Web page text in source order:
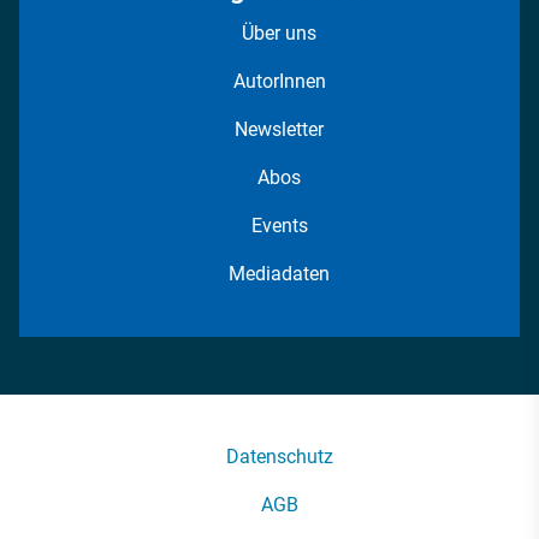
Über uns
AutorInnen
Newsletter
Abos
Events
Mediadaten
Datenschutz
AGB